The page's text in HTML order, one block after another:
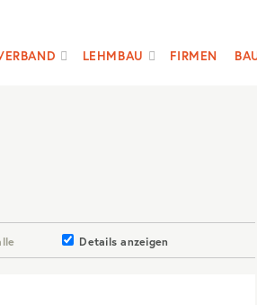
LEHMBAU FIRMEN
Details anzeigen